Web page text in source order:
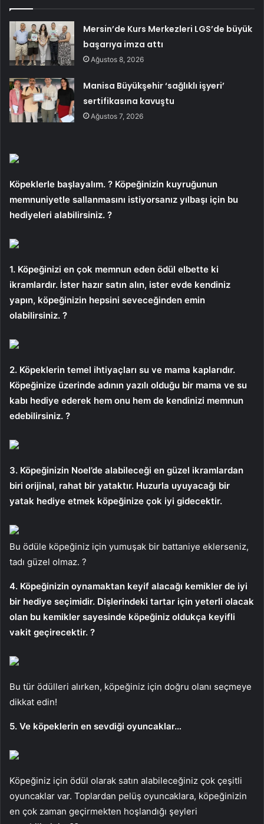
Mersin’de Kurs Merkezleri LGS’de büyük
başarıya imza attı
Ağustos 8, 2026
Manisa Büyükşehir ‘sağlıklı işyeri’
sertifikasına kavuştu
Ağustos 7, 2026
Köpeklerle başlayalım. ? Köpeğinizin kuyruğunun
memnuniyetle sallanmasını istiyorsanız yılbaşı için bu
hediyeleri alabilirsiniz. ?
1. Köpeğinizi en çok memnun eden ödül elbette ki
ikramlardır. İster hazır satın alın, ister evde kendiniz
yapın, köpeğinizin hepsini seveceğinden emin
olabilirsiniz. ?
2. Köpeklerin temel ihtiyaçları su ve mama kaplarıdır.
Köpeğinize üzerinde adının yazılı olduğu bir mama ve su
kabı hediye ederek hem onu ​​hem de kendinizi memnun
edebilirsiniz. ?
3. Köpeğinizin Noel’de alabileceği en güzel ikramlardan
biri orijinal, rahat bir yataktır. Huzurla uyuyacağı bir
yatak hediye etmek köpeğinize çok iyi gidecektir.
Bu ödüle köpeğiniz için yumuşak bir battaniye eklerseniz,
tadı güzel olmaz. ?
4. Köpeğinizin oynamaktan keyif alacağı kemikler de iyi
bir hediye seçimidir. Dişlerindeki tartar için yeterli olacak
olan bu kemikler sayesinde köpeğiniz oldukça keyifli
vakit geçirecektir. ?
Bu tür ödülleri alırken, köpeğiniz için doğru olanı seçmeye
dikkat edin!
5. Ve köpeklerin en sevdiği oyuncaklar…
Köpeğiniz için ödül olarak satın alabileceğiniz çok çeşitli
oyuncaklar var. Toplardan pelüş oyuncaklara, köpeğinizin
en çok zaman geçirmekten hoşlandığı şeyleri